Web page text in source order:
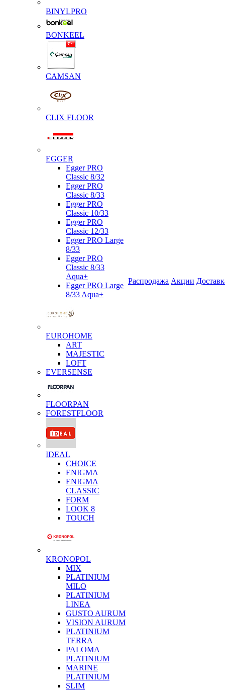
BINYLPRO
BONKEEL
CAMSAN
CLIX FLOOR
EGGER
Egger PRO
Classic 8/32
Egger PRO
Classic 8/33
Egger PRO
Classic 10/33
Egger PRO
Classic 12/33
Egger PRO Large
8/33
Egger PRO
Classic 8/33
Aqua+
Egger PRO Large
8/33 Aqua+
EUROHOME
ART
MAJESTIC
LOFT
EVERSENSE
FLOORPAN
FORESTFLOOR
IDEAL
CHOICE
ENIGMA
ENIGMA
CLASSIC
FORM
LOOK 8
TOUCH
KRONOPOL
MIX
PLATINIUM
MILO
PLATINIUM
LINEA
GUSTO AURUM
VISION AURUM
PLATINIUM
TERRA
PALOMA
PLATINIUM
MARINE
PLATINIUM
SLIM
Распродажа Акции